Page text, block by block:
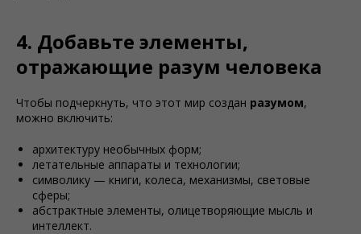
4. Добавьте элементы,
отражающие разум человека
Чтобы подчеркнуть, что этот мир создан разумом,
можно включить:
архитектуру необычных форм;
летательные аппараты и технологии;
символику — книги, колеса, механизмы, световые
сферы;
абстрактные элементы, олицетворяющие мысль и
интеллект.